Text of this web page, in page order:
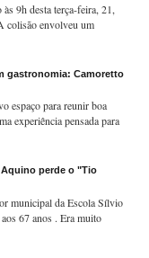
9h desta terça-feira, 21,
colisão envolveu um
gastronomia: Camoretto
espaço para reunir boa
experiência pensada para
perde o "Tio
municipal da Escola Sílvio
67 anos . Era muito